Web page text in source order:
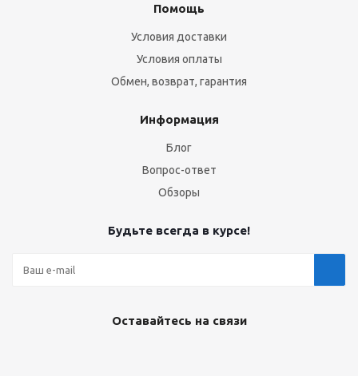
Помощь
Условия доставки
Условия оплаты
Обмен, возврат, гарантия
Информация
Блог
Вопрос-ответ
Обзоры
Будьте всегда в курсе!
Оставайтесь на связи